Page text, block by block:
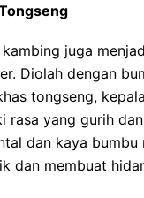
juga
Diolah dengan
tongseng,
rasa yang gurih
dan kaya bumbu
dan membuat